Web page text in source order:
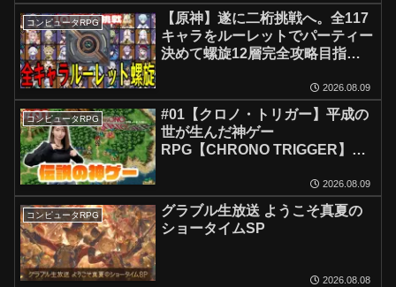
コンピュータRPG
【原神】遂に二桁挑戦へ。全117
キャラをルーレットでパーティー
決めて螺旋12層完全攻略目指
2026.08.09
コンピュータRPG
#01【クロノ・トリガー】平成の
世が生んだ神ゲー
RPG【CHRONO TRIGGER】※
2026.08.09
コンピュータRPG
グラブル生放送 ようこそ真夏の
ショータイムSP
2026.08.08